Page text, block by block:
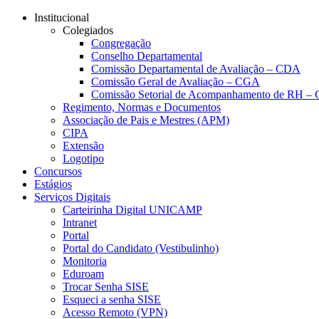
Conteúdo principal
Institucional
Colegiados
Congregação
Conselho Departamental
Comissão Departamental de Avaliação – CDA
Comissão Geral de Avaliação – CGA
Comissão Setorial de Acompanhamento de RH –
Regimento, Normas e Documentos
Associação de Pais e Mestres (APM)
CIPA
Extensão
Logotipo
Concursos
Estágios
Serviços Digitais
Carteirinha Digital UNICAMP
Intranet
Portal
Portal do Candidato (Vestibulinho)
Monitoria
Eduroam
Trocar Senha SISE
Esqueci a senha SISE
Acesso Remoto (VPN)